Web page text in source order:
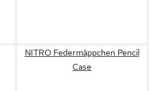
NITRO Federmäppchen Pencil
Case